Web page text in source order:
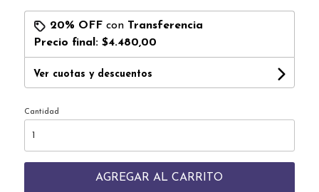
20% OFFcon Transferencia
Precio final: $4.480,00
Ver cuotas y descuentos
Cantidad
AGREGAR AL CARRITO